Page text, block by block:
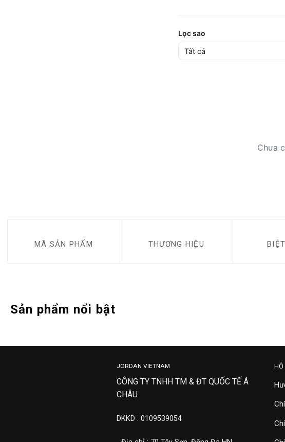
Lọc sao
Chưa
MÃ SẢN PHẨM THƯƠNG HIỆU
Sản phẩm nổi bật
JORDAN VIETNAM
CÔNG TY TNHH TM & ĐT QUỐC TẾ Á
CHÂU
DKKD : 0109539054
HỖ